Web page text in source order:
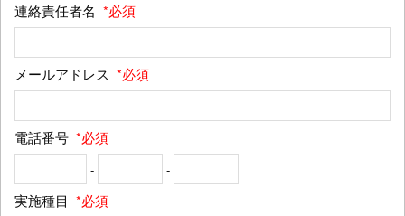
連絡責任者名 *必須
メールアドレス *必須
電話番号 *必須
- -
実施種目 *必須